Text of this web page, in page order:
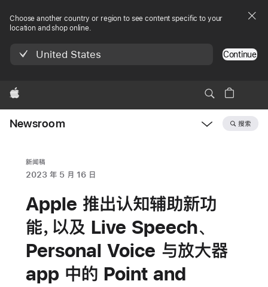
Choose another country or region to see content specific to your
location and shop online.
United States Continue
Apple
Newsroom 搜索
新闻稿
2023 年 5 月 16 日
Apple 推出认知辅助新功
能，以及 Live Speech、
Personal Voice 与放大器
app 中的 Point and